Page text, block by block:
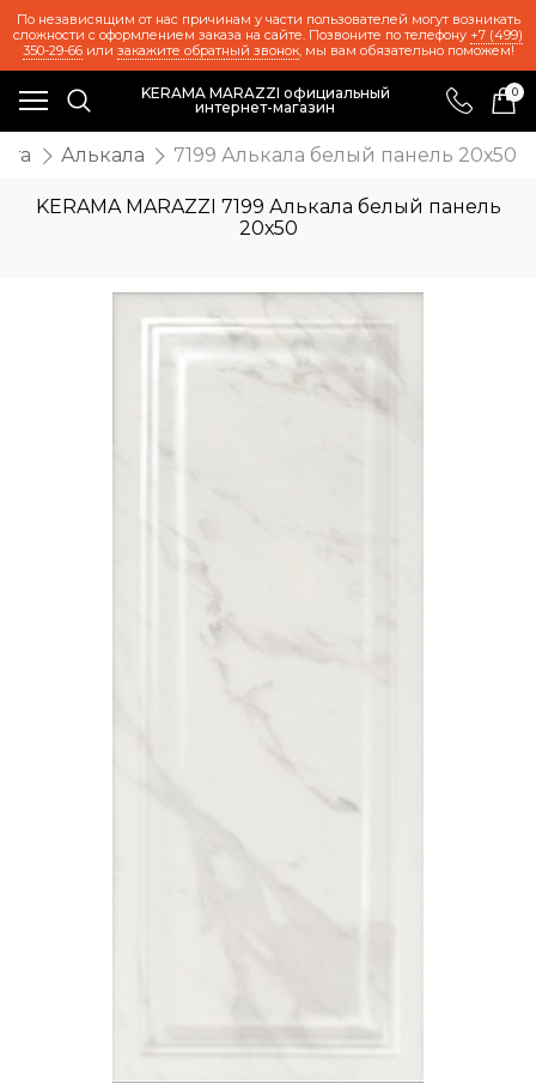
По независящим от нас причинам у части пользователей могут возникать
сложности с оформлением заказа на сайте. Позвоните по телефону +7 (499)
350-29-66или закажите обратный звонок, мы вам обязательно поможем!
KERAMA MARAZZI официальный
интернет-магазин
0
Алькала 7199 Алькала белый панель 20х50
KERAMA MARAZZI 7199 Алькала белый панель
20х50